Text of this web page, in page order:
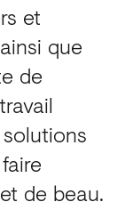
et
que
de
de beau.